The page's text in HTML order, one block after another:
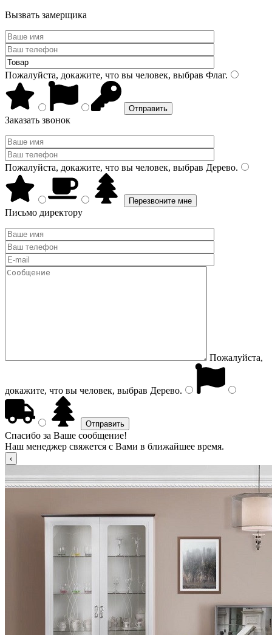
Вызвать замерщика
Пожалуйста, докажите, что вы человек, выбрав Флаг.
Заказать звонок
Пожалуйста, докажите, что вы человек, выбрав Дерево.
Письмо директору
Пожалуйста,
докажите, что вы человек, выбрав Дерево.
Спасибо за Ваше сообщение!
Наш менеджер свяжется с Вами в ближайшее время.